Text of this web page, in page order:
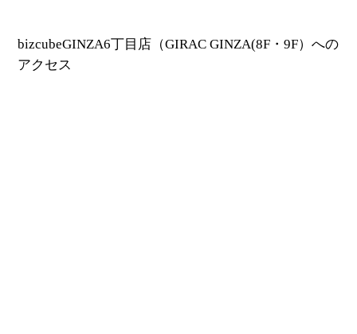
bizcubeGINZA6丁目店（GIRAC GINZA(8F・9F）への
アクセス